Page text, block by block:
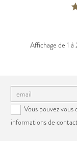
Affichage de 1
Vous pouvez
informations de